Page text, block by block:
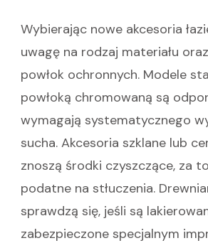
Wybierając nowe akcesoria
uwagę na rodzaj materiału
powłok ochronnych. Modele
powłoką chromowaną są
wymagają systematycznego
sucha. Akcesoria szklane lub
znoszą środki czyszczące, za
podatne na stłuczenia.
sprawdzą się, jeśli są
zabezpieczone specjalnym